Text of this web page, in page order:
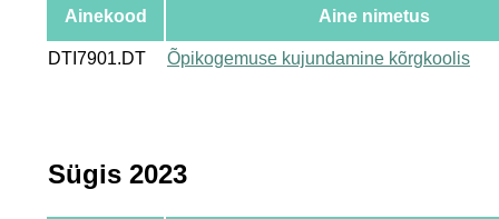
Ainekood Aine nimetus
DTI7901.DT Õpikogemuse kujundamine kõrgkoolis
Sügis 2023